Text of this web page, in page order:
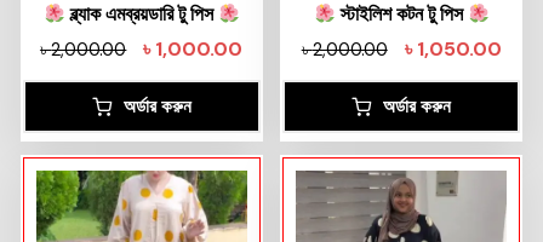
ব্ল্যাক এমব্রয়ডারি টু পিস
৳2,000.00 ৳1,000.00
অর্ডার করুন
স্টাইলিশ কটন টু পিস
৳2,000.00 ৳1,050.00
অর্ডার করুন